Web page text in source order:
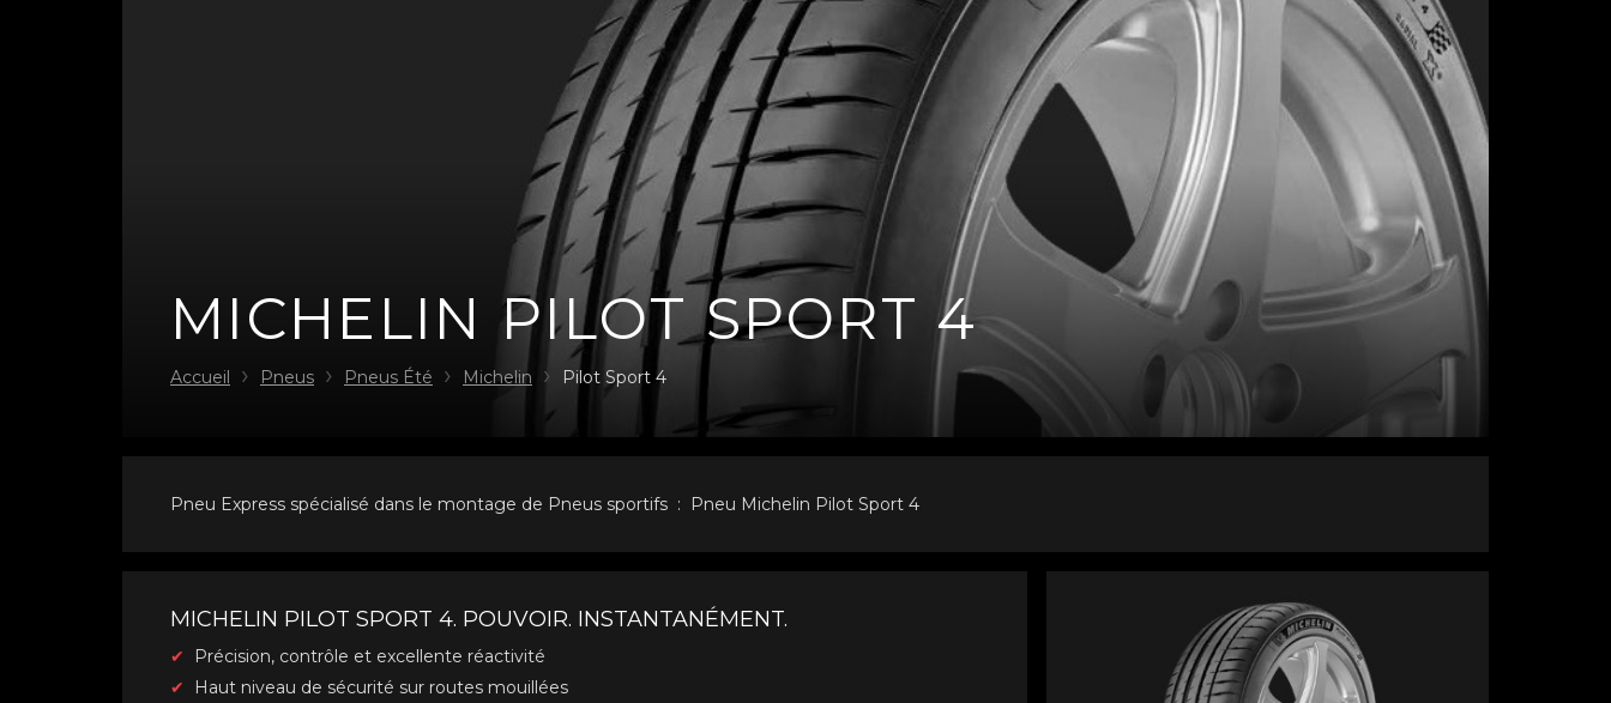
MICHELIN PILOT SPORT 4
Accueil Pneus Pneus Été Michelin Pilot Sport 4
Pneu Express spécialisé dans le montage de Pneus sportifs : Pneu Michelin Pilot Sport 4
MICHELIN PILOT SPORT 4. POUVOIR. INSTANTANÉMENT.
Précision, contrôle et excellente réactivité
Haut niveau de sécurité sur routes mouillées